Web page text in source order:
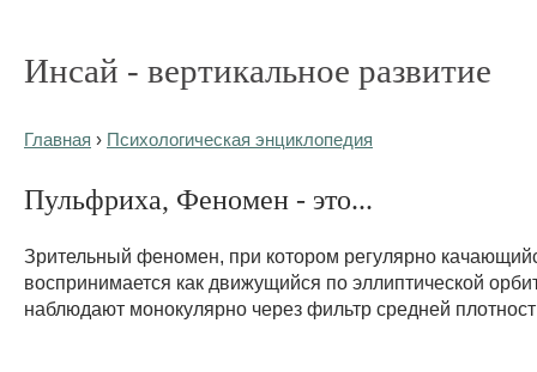
Инсай - вертикальное развитие
Главная › Психологическая энциклопедия
Пульфриха, Феномен - это...
Зрительный феномен, при котором регулярно
воспринимается как движущийся по эллиптической
наблюдают монокулярно через фильтр средней